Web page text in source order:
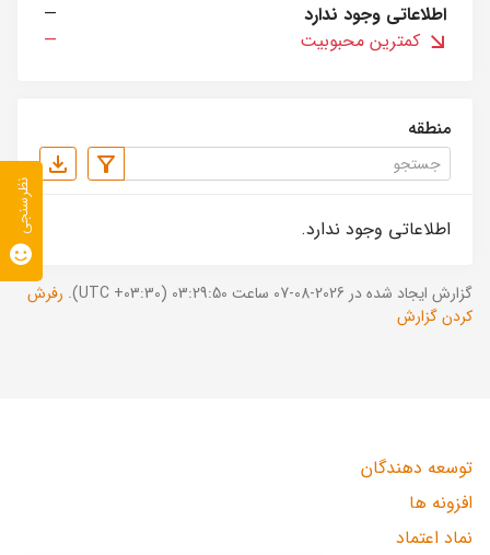
اطلاعاتی وجود ندارد
—
کمترین محبوبیت
—
منطقه
اطلاعاتی وجود ندارد.
گزارش ایجاد شده در 2026-08-07 ساعت 03:29:50 (UTC +03:30).
رفرش
کردن گزارش
توسعه دهندگان
افزونه ها
نماد اعتماد
نظرسنجی